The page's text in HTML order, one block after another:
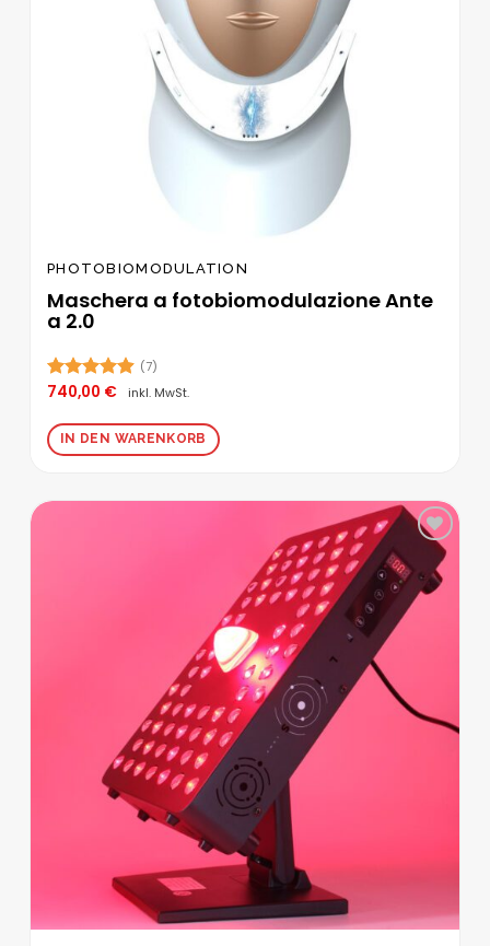
PHOTOBIOMODULATION
Maschera a fotobiomodulazione Ante
a 2.0
Bewertet
von 5
(7)
740,00 € inkl. MwSt.
IN DEN WARENKORB
Zur
Wunschliste
hinzufügen